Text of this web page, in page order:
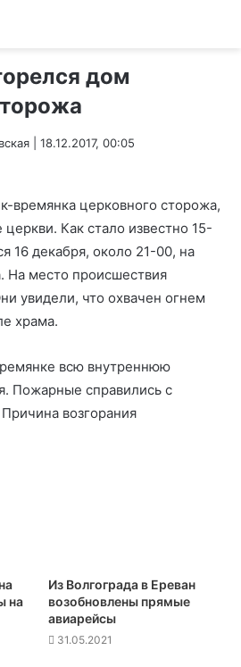
дом
| 18.12.2017, 00:05
времянка церковного сторожа,
Как стало известно 15-
16 декабря, около 21-00, на
На место происшествия
увидели, что охвачен огнем
храма.
всю внутреннюю
Пожарные справились с
возгорания
на
Из Волгограда в Ереван
возобновлены прямые
авиарейсы
31.05.2021